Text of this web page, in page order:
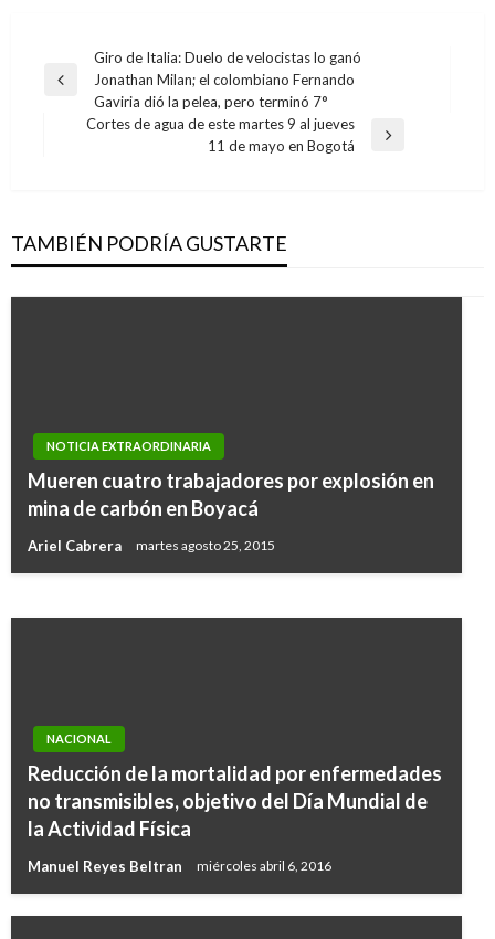
Navegación
de
entradas
Entrada
Giro de Italia: Duelo de velocistas lo ganó
Jonathan Milan; el colombiano Fernando
Gaviria dió la pelea, pero terminó 7°
Cortes de agua de este martes 9 al jueves
11 de mayo en Bogotá
TAMBIÉN PODRÍA GUSTARTE
NOTICIA EXTRAORDINARIA
Mueren cuatro trabajadores por explosión en
mina de carbón en Boyacá
Ariel Cabrera martes agosto 25, 2015
En aprietos tres youtubers ibaguereños por
NACIONAL
Reducción de la mortalidad por enfermedades
no transmisibles, objetivo del Día Mundial de
la Actividad Física
Manuel Reyes Beltran miércoles abril 6, 2016